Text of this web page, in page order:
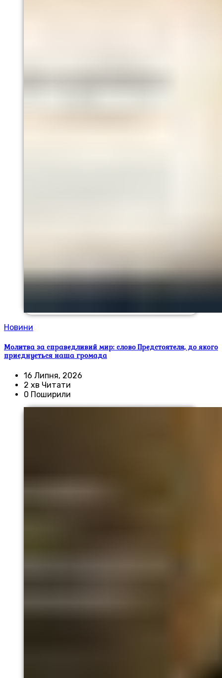
Новини
Молитва за справедливий мир: слово Предстоятеля, до якого
приєднується наша громада
16 Липня, 2026
2 хв Читати
0 Поширили